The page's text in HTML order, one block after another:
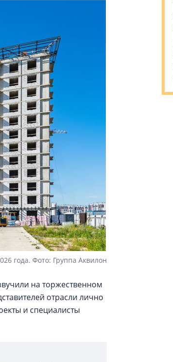
года. Фото: Группа Аквилон
на торжественном
отрасли лично
и специалисты
Валентина Калинина, Анжелика
Альшаева, Александр
Свинолобов, Александр Кравцов,
Кирилл Кудинов и др.